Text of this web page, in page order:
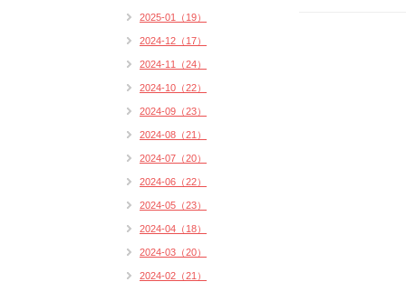
2025-01（19）
2024-12（17）
2024-11（24）
2024-10（22）
2024-09（23）
2024-08（21）
2024-07（20）
2024-06（22）
2024-05（23）
2024-04（18）
2024-03（20）
2024-02（21）